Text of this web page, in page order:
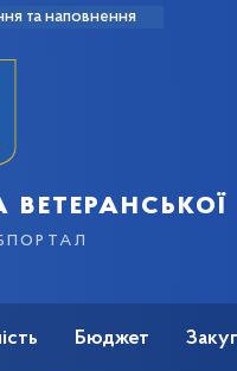
та наповнення
Бюджет